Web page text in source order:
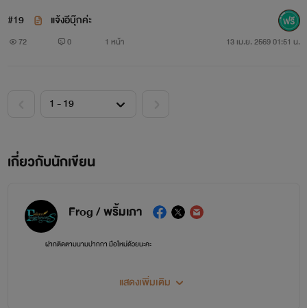
#19 แจ้งอีบุ๊กค่ะ
72 0 1 หน้า 13 เม.ย. 2569 01:51 น.
เกี่ยวกับนักเขียน
Frog / พริ้มเภา
ฝากติดตามนามปากกา มือใหม่ด้วยนะคะ
แสดงเพิ่มเติม